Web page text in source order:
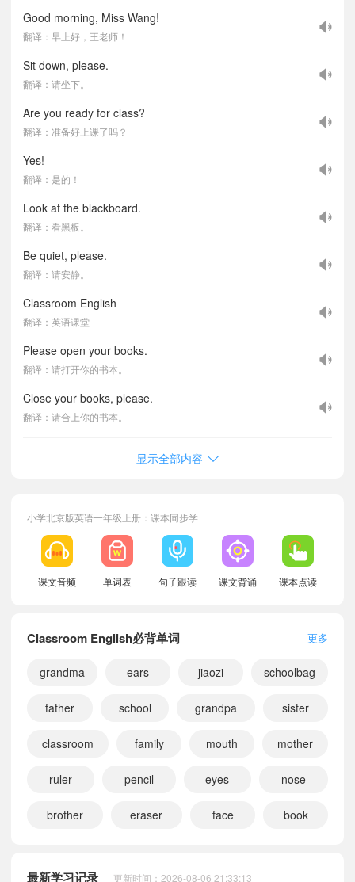
Good morning, Miss Wang!
翻译：早上好，王老师！
Sit down, please.
翻译：请坐下。
Are you ready for class?
翻译：准备好上课了吗？
Yes!
翻译：是的！
Look at the blackboard.
翻译：看黑板。
Be quiet, please.
翻译：请安静。
Classroom English
翻译：英语课堂
Please open your books.
翻译：请打开你的书本。
Close your books, please.
翻译：请合上你的书本。
显示全部内容
小学北京版英语一年级上册：课本同步学
课文音频 单词表 句子跟读 课文背诵 课本点读
Classroom English必背单词 更多
grandma ears jiaozi schoolbag
father school grandpa sister
classroom family mouth mother
ruler pencil eyes nose
brother eraser face book
最新学习记录 更新时间：2026-08-06 21:33:13